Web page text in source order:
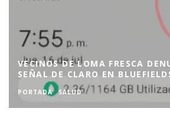
VECINOS DE LOMA FRESCA
SEÑAL DE CLARO EN
PORTADA SALUD